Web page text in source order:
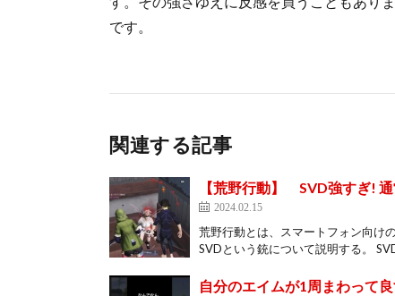
です。
関連する記事
【荒野行動】 SVD強すぎ!
2024.02.15
荒野行動とは、スマートフォン向け
SVDという銃について説明する。
自分のエイムが1周まわって